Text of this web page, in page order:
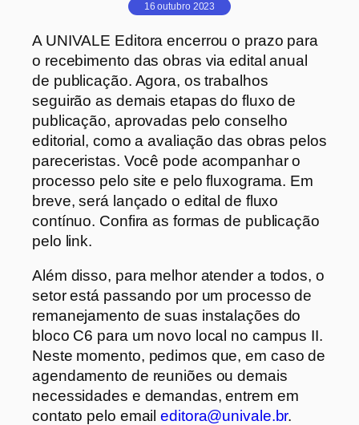
16 outubro 2023
A UNIVALE Editora encerrou o prazo para
o recebimento das obras via edital anual
de publicação. Agora, os trabalhos
seguirão as demais etapas do fluxo de
publicação, aprovadas pelo conselho
editorial, como a avaliação das obras pelos
pareceristas. Você pode acompanhar o
processo pelo site e pelo fluxograma. Em
breve, será lançado o edital de fluxo
contínuo. Confira as formas de publicação
pelo link.
Além disso, para melhor atender a todos, o
setor está passando por um processo de
remanejamento de suas instalações do
bloco C6 para um novo local no campus II.
Neste momento, pedimos que, em caso de
agendamento de reuniões ou demais
necessidades e demandas, entrem em
contato pelo emaileditora@univale.br.